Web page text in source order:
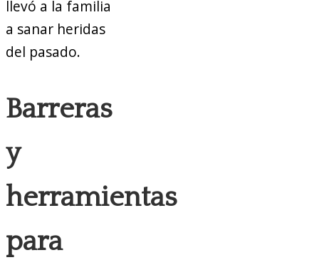
llevó a la familia
a sanar heridas
del pasado.
Barreras
y
herramientas
para